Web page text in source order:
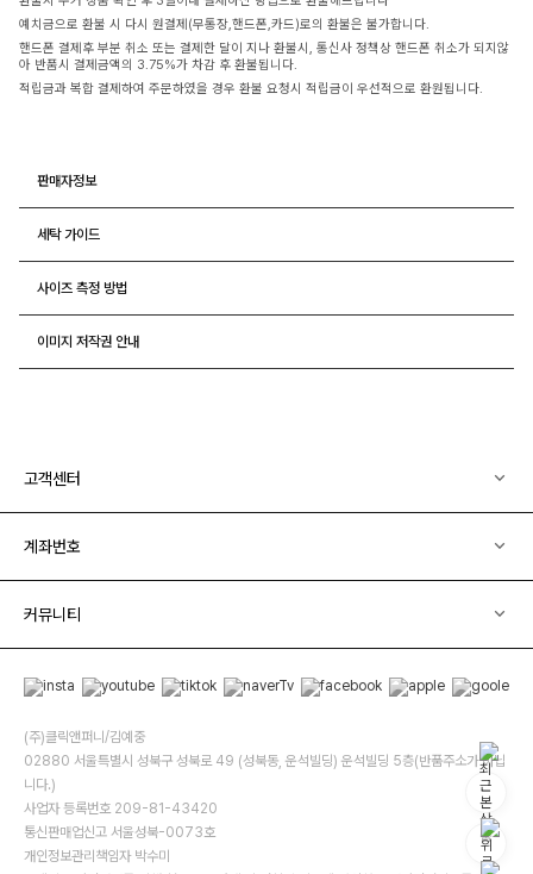
예치금으로 환불 시 다시 원결제(무통장,핸드폰,카드)로의 환불은 불가합니다.
핸드폰 결제후 부분 취소 또는 결제한 달이 지나 환불시, 통신사 정책상 핸드폰 취소가 되지않
아 반품시 결제금액의 3.75%가 차감 후 환불됩니다.
적립금과 복합 결제하여 주문하였을 경우 환불 요청시 적립금이 우선적으로 환원됩니다.
판매자정보
세탁 가이드
사이즈 측정 방법
이미지 저작권 안내
고객센터
계좌번호
커뮤니티
(주)클릭앤퍼니/김예중
02880 서울특별시 성북구 성북로 49 (성북동, 운석빌딩) 운석빌딩 5층(반품주소가 아닙
니다.)
사업자 등록번호 209-81-43420
통신판매업신고 서울성북-0073호
개인정보관리책임자 박수미